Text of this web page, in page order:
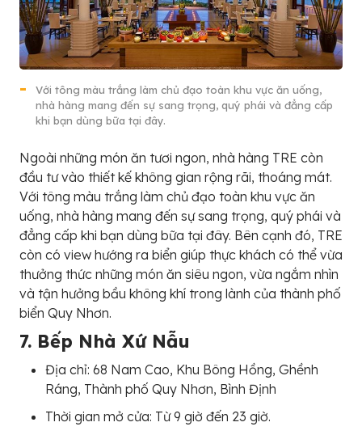
Với tông màu trắng làm chủ đạo toàn khu vực ăn uống,
nhà hàng mang đến sự sang trọng, quý phái và đẳng cấp
khi bạn dùng bữa tại đây.
Ngoài những món ăn tươi ngon, nhà hàng TRE còn
đầu tư vào thiết kế không gian rộng rãi, thoáng mát.
Với tông màu trắng làm chủ đạo toàn khu vực ăn
uống, nhà hàng mang đến sự sang trọng, quý phái và
đẳng cấp khi bạn dùng bữa tại đây. Bên cạnh đó, TRE
còn có view hướng ra biển giúp thực khách có thể vừa
thưởng thức những món ăn siêu ngon, vừa ngắm nhìn
và tận hưởng bầu không khí trong lành của thành phố
biển Quy Nhơn.
7. Bếp Nhà Xứ Nẫu
Địa chỉ: 68 Nam Cao, Khu Bông Hồng, Ghềnh
Ráng, Thành phố Quy Nhơn, Bình Định
Thời gian mở cửa: Từ 9 giờ đến 23 giờ.